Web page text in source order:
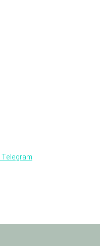
Telegram